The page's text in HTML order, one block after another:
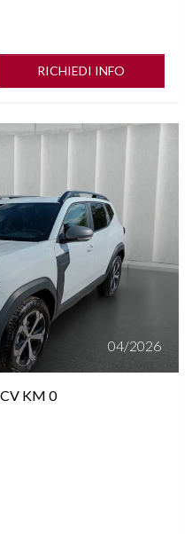
RICHIEDI INFO
04/2026
KM 0